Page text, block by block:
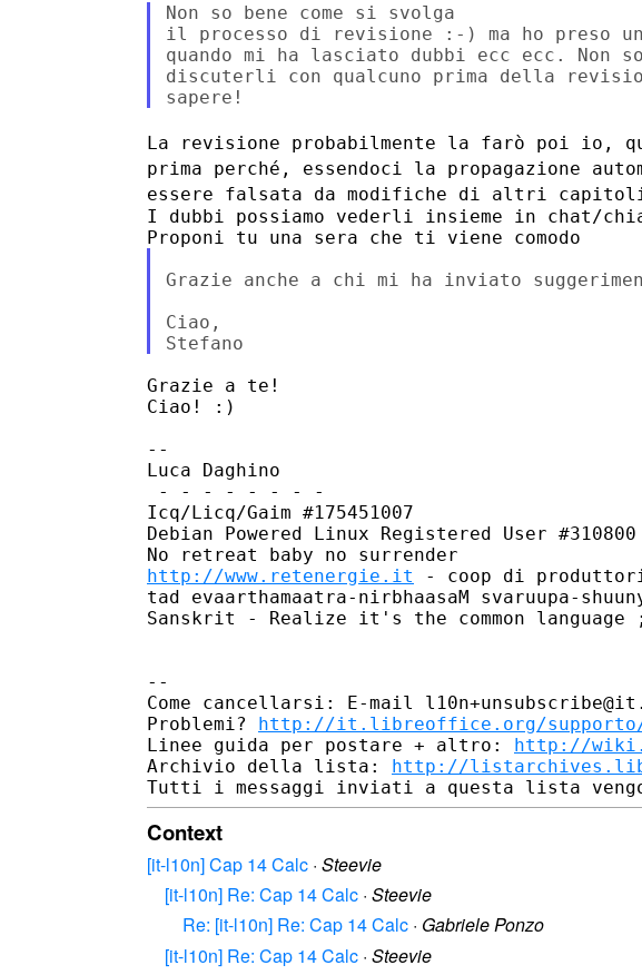
Non so bene come si svolga
il processo di revisione :-) ma ho preso
quando mi ha lasciato dubbi ecc ecc. Non
discuterli con qualcuno prima della
La revisione probabilmente la farò poi io,
prima perché, essendoci la propagazione
essere falsata da modifiche di altri
I dubbi possiamo vederli insieme in chat/
Grazie anche a chi mi ha inviato
Ciao,
Grazie a te!
Ciao! :)
--
Luca Daghino
- - - - - - - -
Icq/Licq/Gaim #175451007
Debian Powered Linux Registered User
http://www.retenergie.it
- coop di
tad evaarthamaatra-nirbhaasaM svaruupa-
Sanskrit - Realize it's the common language
--
Come cancellarsi: E-mail
Problemi? http://it.libreoffice.org/
Linee guida per postare + altro: http://
Archivio della lista: http://
Context
[it-l10n] Cap 14 Calc · Steevie
[it-l10n] Re: Cap 14 Calc · Steevie
Re: [it-l10n] Re: Cap 14 Calc · Gabriele Ponzo
[it-l10n] Re: Cap 14 Calc · Steevie